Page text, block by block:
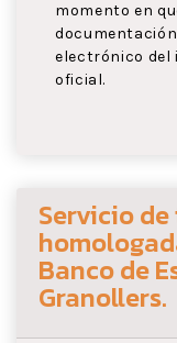
momento en
electrónico del
oficial.
Servicio
Banco de
Granollers.